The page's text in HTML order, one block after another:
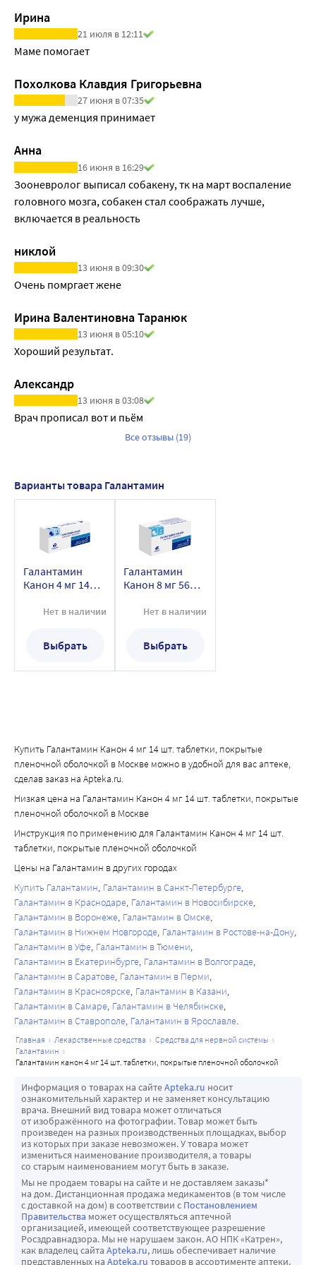
Ирина
21 июля в 12:11
Маме помогает
Похолкова Клавдия Григорьевна
27 июня в 07:35
у мужа деменция принимает
Анна
16 июня в 16:29
Зооневролог выписал собакену, тк на март воспаление
головного мозга, собакен стал соображать лучше,
включается в реальность
никлой
13 июня в 09:30
Очень помргает жене
Ирина Валентиновна Таранюк
13 июня в 05:10
Хороший результат.
Александр
13 июня в 03:08
Врач прописал вот и пьём
Все отзывы (19)
Варианты товара Галантамин
Галантамин
Канон 4 мг 14
покрытые
оболочкой
Нет в наличии
Выбрать
Галантамин
Канон 8 мг 56
покрытые
оболочкой
Нет в наличии
Выбрать
Купить Галантамин Канон 4 мг 14 шт. таблетки, покрытые
пленочной оболочкой в Москве можно в удобной для вас аптеке,
сделав заказ на Apteka.ru.
Низкая цена на Галантамин Канон 4 мг 14 шт. таблетки, покрытые
пленочной оболочкой в Москве
Инструкция по применению для Галантамин Канон 4 мг 14 шт.
таблетки, покрытые пленочной оболочкой
Цены на Галантамин в других городах
Купить Галантамин Галантамин в Санкт-Петербурге
Галантамин в Краснодаре Галантамин в Новосибирске
Галантамин в Воронеже Галантамин в Омске
Галантамин в Нижнем Новгороде Галантамин в Ростове-на-Дону
Галантамин в Уфе Галантамин в Тюмени
Галантамин в Екатеринбурге Галантамин в Волгограде
Галантамин в Саратове Галантамин в Перми
Галантамин в Красноярске Галантамин в Казани
Галантамин в Самаре Галантамин в Челябинске
Галантамин в Ставрополе Галантамин в Ярославле
главная лекарственные средства
средства для нервной системы
галантамин
галантамин канон 4 мг 14 шт. таблетки, покрытые пленочной оболочкой
Информация о товарах на сайтеApteka.ru носит
ознакомительный характер и не заменяет консультацию
врача. Внешний вид товара может отличаться
от изображённого на фотографии. Товар может быть
произведен на разных производственных площадках, выбор
из которых при заказе невозможен. У товара может
измениться наименование производителя, а товары
со старым наименованием могут быть в заказе.
Мы не продаем товары на сайте и не доставляем заказы*
на дом. Дистанционная продажа медикаментов (в том числе
с доставкой на дом) в соответствии с Постановлением
Правительства может осуществляться аптечной
организацией, имеющей соответствующее разрешение
Росздравнадзора. Мы не нарушаем закон. АО НПК «Катрен»,
как владелец сайта Apteka.ru, лишь обеспечивает наличие
представленных на Apteka.ru товаров в ассортименте аптеки.